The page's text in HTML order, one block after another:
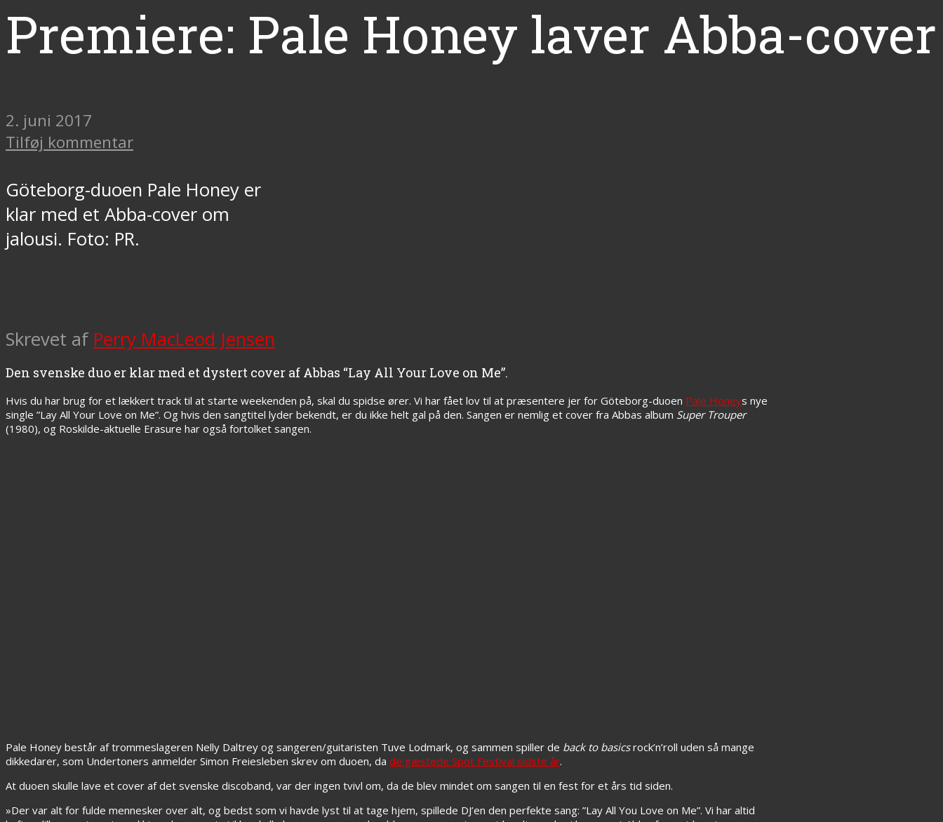
Premiere: Pale Honey laver Abba-cover
2. juni 2017
Tilføj kommentar
Göteborg-duoen Pale Honey er
klar med et Abba-cover om
jalousi. Foto: PR.
Skrevet af Perry MacLeod Jensen
Den svenske duo er klar med et dystert cover af Abbas “Lay All Your Love on Me”.
Hvis du har brug for et lækkert track til at starte weekenden på, skal du spidse ører. Vi har fået lov til at præsentere jer for Göteborg-duoen Pale Honeys nye
single ”Lay All Your Love on Me”. Og hvis den sangtitel lyder bekendt, er du ikke helt gal på den. Sangen er nemlig et cover fra Abbas album Super Trouper
(1980), og Roskilde-aktuelle Erasure har også fortolket sangen.
Pale Honey består af trommeslageren Nelly Daltrey og sangeren/guitaristen Tuve Lodmark, og sammen spiller de back to basicsrock’n’roll uden så mange
dikkedarer, som Undertoners anmelder Simon Freiesleben skrev om duoen, da de gæstede Spot Festival sidste år.
At duoen skulle lave et cover af det svenske discoband, var der ingen tvivl om, da de blev mindet om sangen til en fest for et års tid siden.
»Der var alt for fulde mennesker over alt, og bedst som vi havde lyst til at tage hjem, spillede DJ’en den perfekte sang: ”Lay All You Love on Me”. Vi har altid